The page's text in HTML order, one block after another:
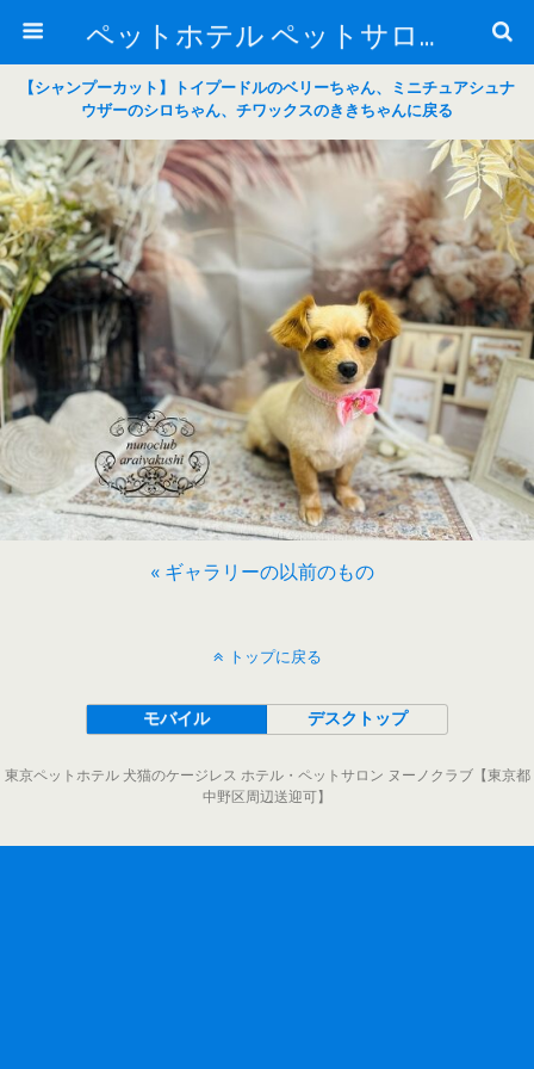
ペットホテル ペットサロン トリミングサロン 東京 ヌーノクラブのブログ
【シャンプーカット】トイプードルのベリーちゃん、ミニチュアシュナ
ウザーのシロちゃん、チワックスのききちゃんに戻る
« ギャラリーの以前のもの
トップに戻る
モバイル デスクトップ
東京ペットホテル 犬猫のケージレス ホテル・ペットサロン ヌーノクラブ【東京都
中野区周辺送迎可】